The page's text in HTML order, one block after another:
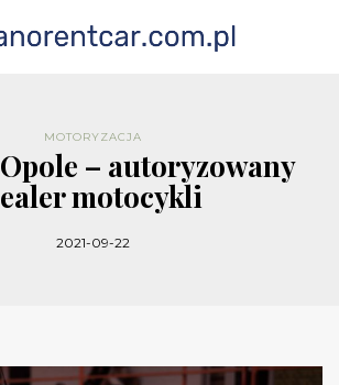
MOTORYZACJA
– autoryzowany
motocykli
2021-09-22